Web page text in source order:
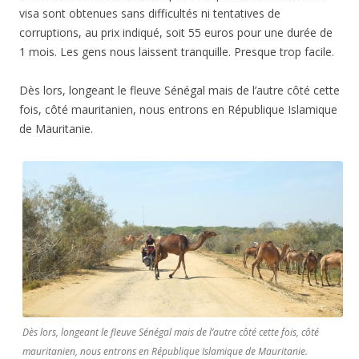
visa sont obtenues sans difficultés ni tentatives de
corruptions, au prix indiqué, soit 55 euros pour une durée de
1 mois. Les gens nous laissent tranquille. Presque trop facile.
Dès lors, longeant le fleuve Sénégal mais de l’autre côté cette
fois, côté mauritanien, nous entrons en République Islamique
de Mauritanie.
Dès lors, longeant le fleuve Sénégal mais de l’autre côté cette fois, côté
mauritanien, nous entrons en République Islamique de Mauritanie.